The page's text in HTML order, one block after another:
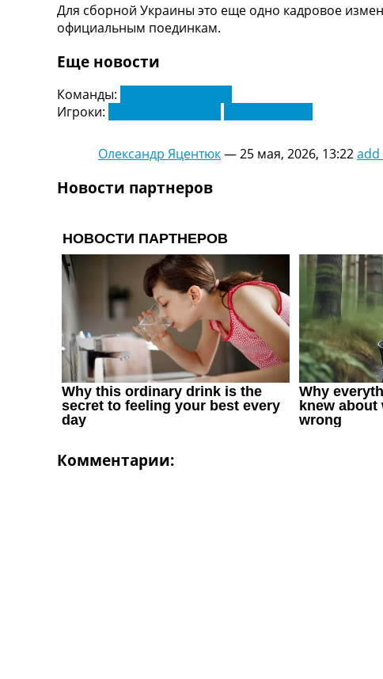
Новости футбола
Видео
Новости футбола Украины
Последние комментарии
Конкурс прогнозов
Логин
Правила
Турниры
Украина. Первая Лига
Лига Чемпионов
Англия. Премьер Лига
Испания. Ла Лига
Другие Турниры >>>
Таблицы
Таблицы групп Чемпионата Мира
Украина. Премьер-Лига
Украина. Первая Лига
Лига Чемпионов. Таблицы групп
Англия. Премьер-Лига
Рейтинги
Для сборной Украины это еще одно кадровое
официальным поединкам.
Еще новости
Команды:
Игроки:
Олександр Яцентюк—25 мая, 2026, 13:22
Новости партнеров
Комментарии: